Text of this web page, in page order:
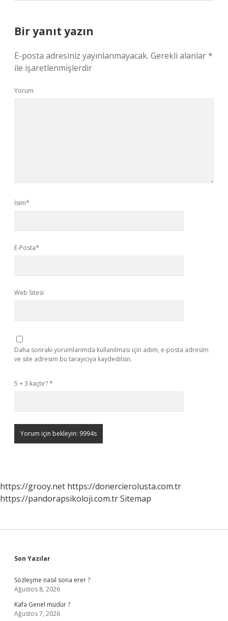
Bir yanıt yazın
E-posta adresiniz yayınlanmayacak. Gerekli alanlar*
ile işaretlenmişlerdir
Yorum
İsim*
E-Posta*
Web Sitesi
Daha sonraki yorumlarımda kullanılması için adım, e-posta adresim
ve site adresim bu tarayıcıya kaydedilsin.
5 + 3 kaçtır?*
https://grooy.net https://donercierolusta.com.tr
https://pandorapsikoloji.com.trSitemap
Sidebar
Son Yazılar
Sözleşme nasıl sona erer ?
Ağustos 8, 2026
Kafa Genel müdür ?
Ağustos 7, 2026